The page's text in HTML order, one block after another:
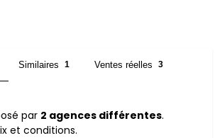
Similaires 1 Ventes réelles 3
par 2 agences différentes.
et conditions.